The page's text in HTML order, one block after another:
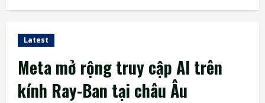
Latest
Meta mở rộng truy cập AI trên
kính Ray-Ban tại châu Âu